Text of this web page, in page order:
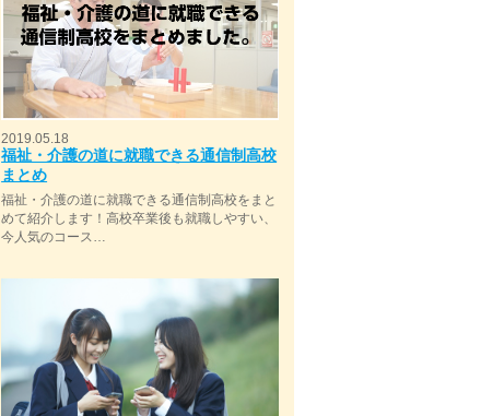
2019.05.18
福祉・介護の道に就職できる通信制高校
まとめ
福祉・介護の道に就職できる通信制高校をまと
めて紹介します！高校卒業後も就職しやすい、
今人気のコース…